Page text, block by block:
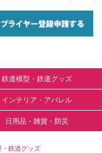
鉄道模型・鉄道グッズ
インテリア・アパレル
日用品・雑貨・防災
・鉄道グッズ